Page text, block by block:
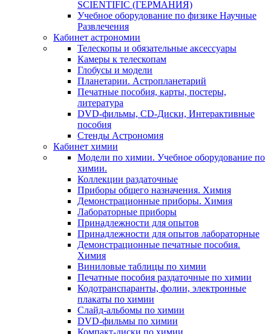
SCIENTIFIC (ГЕРМАНИЯ)
Учебное оборудование по физике Научные
Развлечения
Кабинет астрономии
Телескопы и обязательные аксессуары
Камеры к телескопам
Глобусы и модели
Планетарии. Астропланетарий
Печатные пособия, карты, постеры,
литература
DVD-фильмы, CD-Диски, Интерактивные
пособия
Стенды Астрономия
Кабинет химии
Модели по химии. Учебное оборудование по
химии.
Коллекции раздаточные
Приборы общего назначения. Химия
Демонстрационные приборы. Химия
Лабораторные приборы
Принадлежности для опытов
Принадлежности для опытов лабораторные
Демонстрационные печатные пособия.
Химия
Виниловые таблицы по химии
Печатные пособия раздаточные по химии
Кодотранспаранты, фолии, электронные
плакаты по химии
Слайд-альбомы по химии
DVD-фильмы по химии